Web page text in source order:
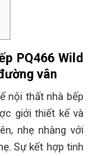
PQ466 Wild
vân
nội thất nhà bếp
giới thiết kế và
nhẹ nhàng với
Sự kết hợp tinh